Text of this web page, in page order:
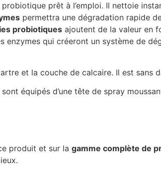
prêt à l’emploi. Il nettoie
permettra une dégradation rapide
probiotiques ajoutent de la valeur en
enzymes qui créeront un système de
et la couche de calcaire. Il est sans
équipés d’une tête de spray
produit et sur la gamme complète de